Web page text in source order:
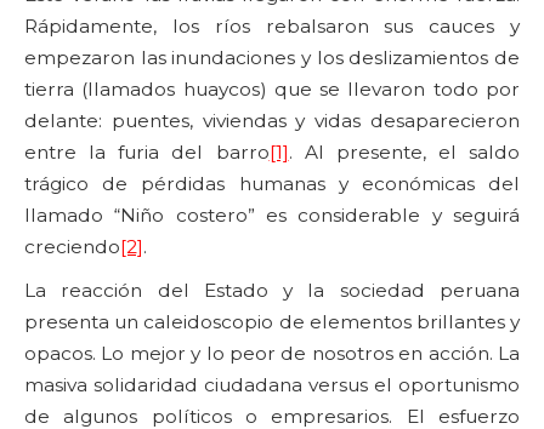
Rápidamente, los ríos rebalsaron sus cauces y
empezaron las inundaciones y los deslizamientos de
tierra (llamados huaycos) que se llevaron todo por
delante: puentes, viviendas y vidas desaparecieron
entre la furia del barro[1]. Al presente, el saldo
trágico de pérdidas humanas y económicas del
llamado “Niño costero” es considerable y seguirá
creciendo[2].
La reacción del Estado y la sociedad peruana
presenta un caleidoscopio de elementos brillantes y
opacos. Lo mejor y lo peor de nosotros en acción. La
masiva solidaridad ciudadana versus el oportunismo
de algunos políticos o empresarios. El esfuerzo